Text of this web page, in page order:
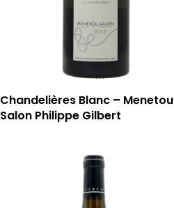
Chandelières Blanc – Menetou
Salon Philippe Gilbert